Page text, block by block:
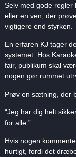
Selv med gode regler
eller en ven, der
vigtigere end styrken.
En erfaren KJ tager
systemet. Hos
fair, publikum skal
nogen gør rummet
Prøv en sætning, der
“Jeg har dig helt
for alle.”
Hvis nogen
hurtigt, fordi det